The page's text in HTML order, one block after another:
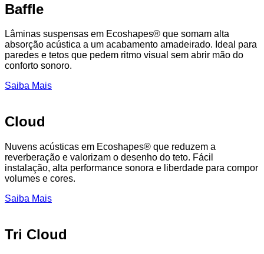
Baffle
Lâminas suspensas em Ecoshapes® que somam alta
absorção acústica a um acabamento amadeirado. Ideal para
paredes e tetos que pedem ritmo visual sem abrir mão do
conforto sonoro.
Saiba Mais
Cloud
Nuvens acústicas em Ecoshapes® que reduzem a
reverberação e valorizam o desenho do teto. Fácil
instalação, alta performance sonora e liberdade para compor
volumes e cores.
Saiba Mais
Tri Cloud